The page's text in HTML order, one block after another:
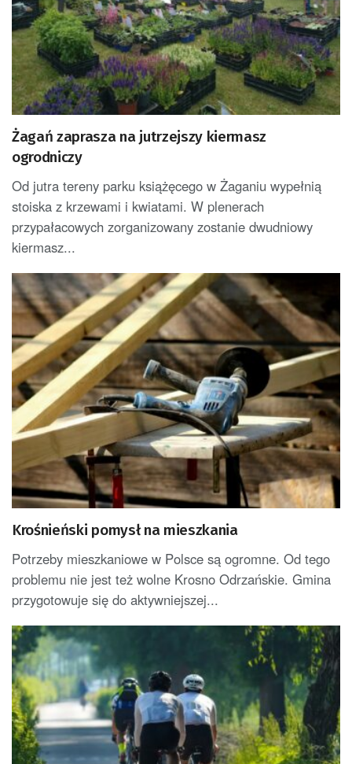
Żagań zaprasza na jutrzejszy kiermasz
ogrodniczy
Od jutra tereny parku książęcego w Żaganiu wypełnią
stoiska z krzewami i kwiatami. W plenerach
przypałacowych zorganizowany zostanie dwudniowy
kiermasz...
Krośnieński pomysł na mieszkania
Potrzeby mieszkaniowe w Polsce są ogromne. Od tego
problemu nie jest też wolne Krosno Odrzańskie. Gmina
przygotowuje się do aktywniejszej...